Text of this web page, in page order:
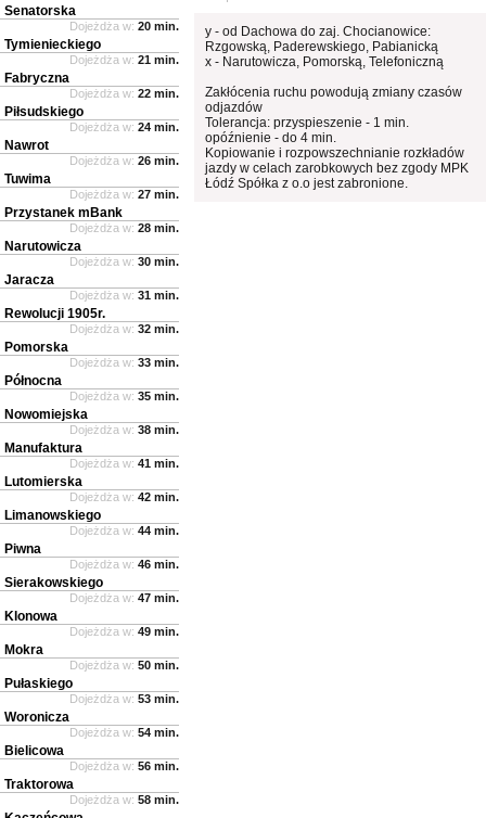
y - od Dachowa do zaj. Chocianowice:
Rzgowską, Paderewskiego, Pabianicką
x - Narutowicza, Pomorską, Telefoniczną
Zakłócenia ruchu powodują zmiany czasów
odjazdów
Tolerancja: przyspieszenie - 1 min.
opóźnienie - do 4 min.
Kopiowanie i rozpowszechnianie rozkładów
jazdy w celach zarobkowych bez zgody MPK
Łódź Spółka z o.o jest zabronione.
Senatorska
Dojeżdża w: 20 min.
Tymienieckiego
Dojeżdża w: 21 min.
Fabryczna
Dojeżdża w: 22 min.
Piłsudskiego
Dojeżdża w: 24 min.
Nawrot
Dojeżdża w: 26 min.
Tuwima
Dojeżdża w: 27 min.
Przystanek mBank
Dojeżdża w: 28 min.
Narutowicza
Dojeżdża w: 30 min.
Jaracza
Dojeżdża w: 31 min.
Rewolucji 1905r.
Dojeżdża w: 32 min.
Pomorska
Dojeżdża w: 33 min.
Północna
Dojeżdża w: 35 min.
Nowomiejska
Dojeżdża w: 38 min.
Manufaktura
Dojeżdża w: 41 min.
Lutomierska
Dojeżdża w: 42 min.
Limanowskiego
Dojeżdża w: 44 min.
Piwna
Dojeżdża w: 46 min.
Sierakowskiego
Dojeżdża w: 47 min.
Klonowa
Dojeżdża w: 49 min.
Mokra
Dojeżdża w: 50 min.
Pułaskiego
Dojeżdża w: 53 min.
Woronicza
Dojeżdża w: 54 min.
Bielicowa
Dojeżdża w: 56 min.
Traktorowa
Dojeżdża w: 58 min.